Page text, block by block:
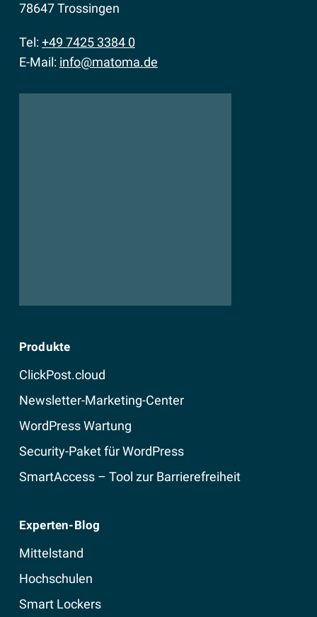
78647 Trossingen
Tel:+49 7425 3384 0
E-Mail: info@matoma.de
Produkte
ClickPost.cloud
Newsletter-Marketing-Center
WordPress Wartung
Security-Paket für WordPress
SmartAccess – Tool zur Barrierefreiheit
Experten-Blog
Mittelstand
Hochschulen
Smart Lockers